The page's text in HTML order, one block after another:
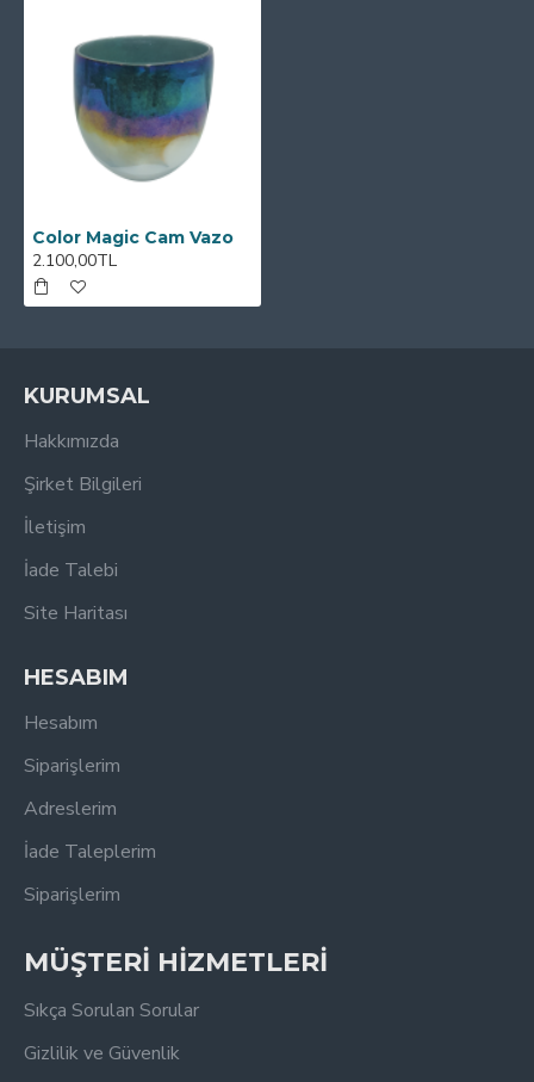
Color Magic Cam Vazo
2.100,00TL
KURUMSAL
Hakkımızda
Şirket Bilgileri
İletişim
İade Talebi
Site Haritası
HESABIM
Hesabım
Siparişlerim
Adreslerim
İade Taleplerim
Siparişlerim
MÜŞTERİ HİZMETLERİ
Sıkça Sorulan Sorular
Gizlilik ve Güvenlik